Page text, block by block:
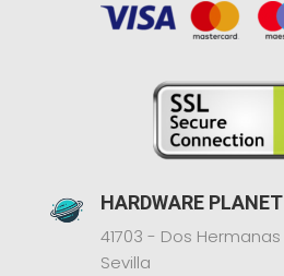
HARDWARE PLANET
41703 - Dos Hermanas
Sevilla